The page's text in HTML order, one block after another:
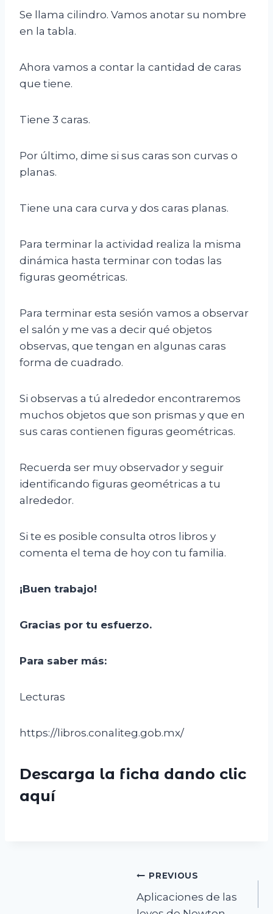
Se llama cilindro. Vamos anotar su nombre
en la tabla.
Ahora vamos a contar la cantidad de caras
que tiene.
Tiene 3 caras.
Por último, dime si sus caras son curvas o
planas.
Tiene una cara curva y dos caras planas.
Para terminar la actividad realiza la misma
dinámica hasta terminar con todas las
figuras geométricas.
Para terminar esta sesión vamos a observar
el salón y me vas a decir qué objetos
observas, que tengan en algunas caras
forma de cuadrado.
Si observas a tú alrededor encontraremos
muchos objetos que son prismas y que en
sus caras contienen figuras geométricas.
Recuerda ser muy observador y seguir
identificando figuras geométricas a tu
alrededor.
Si te es posible consulta otros libros y
comenta el tema de hoy con tu familia.
¡Buen trabajo!
Gracias por tu esfuerzo.
Para saber más:
Lecturas
https://libros.conaliteg.gob.mx/
Descarga la ficha dando clic
aquí
PREVIOUS
Aplicaciones de las